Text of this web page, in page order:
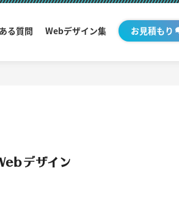
る質問 Webデザイン集 お見積もり
デザイン